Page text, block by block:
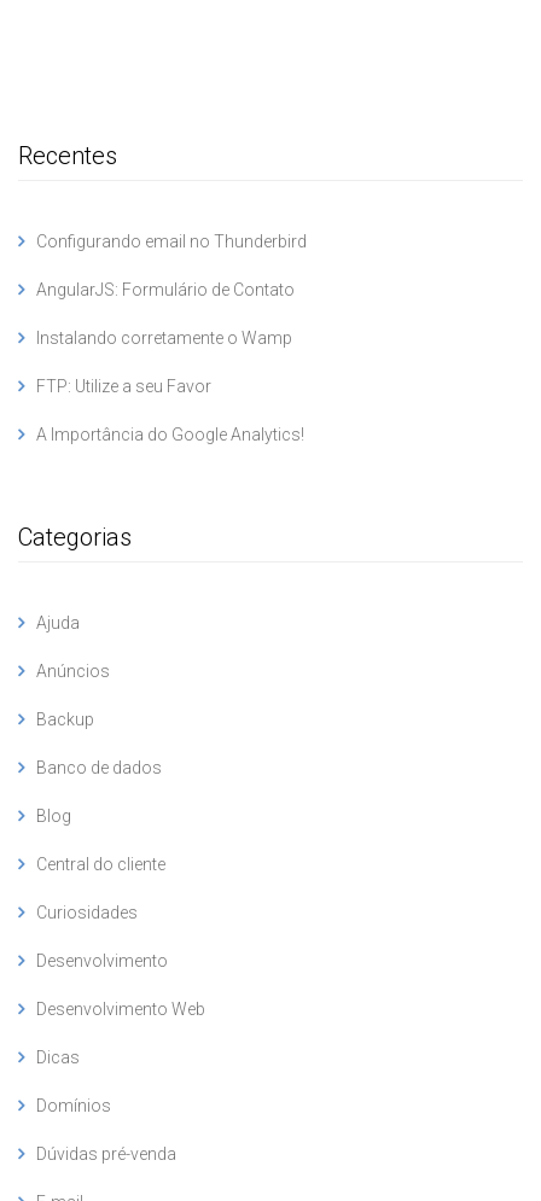
Recentes
Configurando email no Thunderbird
AngularJS: Formulário de Contato
Instalando corretamente o Wamp
FTP: Utilize a seu Favor
A Importância do Google Analytics!
Categorias
Ajuda
Anúncios
Backup
Banco de dados
Blog
Central do cliente
Curiosidades
Desenvolvimento
Desenvolvimento Web
Dicas
Domínios
Dúvidas pré-venda